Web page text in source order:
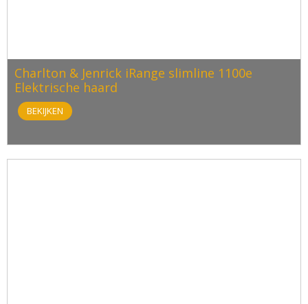
Charlton & Jenrick iRange slimline 1100e
Elektrische haard
BEKIJKEN